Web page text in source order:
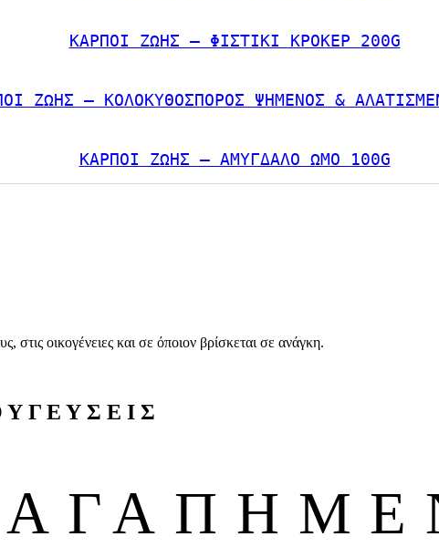
ΚΑΡΠΟΙ ΖΩΗΣ – ΦΙΣΤΙΚΙ ΚΡΟΚΕΡ 200G
ΖΩΗΣ – ΚΟΛΟΚΥΘΟΣΠΟΡΟΣ ΨΗΜΕΝΟΣ &
ΚΑΡΠΟΙ ΖΩΗΣ – ΑΜΥΓΔΑΛΟ ΩΜΟ 100G
στις οικογένειες και σε όποιον βρίσκεται σε ανάγκη.
Υ Γ Ε Υ Σ Ε Ι Σ